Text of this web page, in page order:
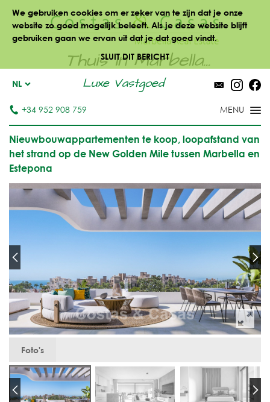
We gebruiken cookies om er zeker van te zijn dat je onze
website zo goed mogelijk beleeft. Als je deze website blijft
gebruiken gaan we ervan uit dat je dat goed vindt.
SLUIT DIT BERICHT
Thuis in Marbella...
Luxe Vastgoed
NL
+34 952 908 759
Nieuwbouwappartementen te koop, loopafstand van
het strand op de New Golden Mile tussen Marbella en
Estepona
Foto's